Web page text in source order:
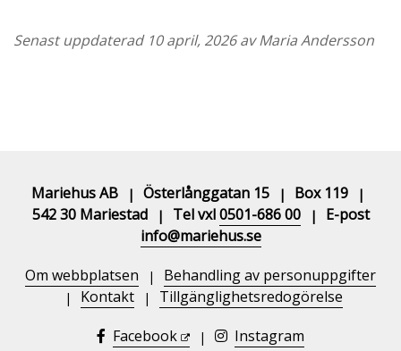
Senast uppdaterad 10 april, 2026 av Maria Andersson
Mariehus AB | Österlånggatan 15 | Box 119 |
542 30 Mariestad | Tel vxl0501-686 00 |
E-post
info@mariehus.se
Om webbplatsen
| Behandling av personuppgifter
| Kontakt |
Tillgänglighetsredogörelse
Facebook
| Instagram